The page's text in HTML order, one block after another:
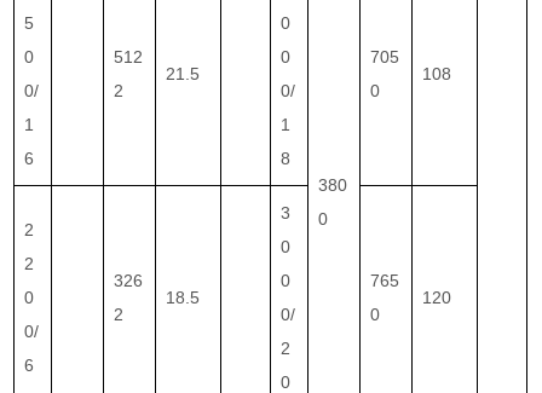
380
0
5
0
0/
1
6
512
2
21.5
0
0
0/
1
8
705
0
108
2
2
0
0/
6
326
2
18.5
3
0
0
0/
2
0
765
0
120